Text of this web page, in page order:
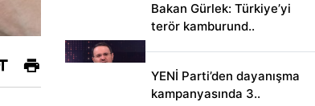
Bakan Gürlek: Türkiye’yi
terör kamburund..
YENİ Parti’den dayanışma
kampanyasında 3..